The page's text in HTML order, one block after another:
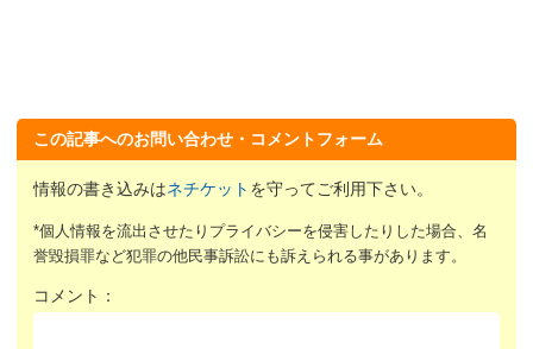
この記事へのお問い合わせ・コメントフォーム
情報の書き込みはネチケット を守ってご利用下さい。
*個人情報を流出させたりプライバシーを侵害したりした場合、名
誉毀損罪など犯罪の他民事訴訟にも訴えられる事があります。
コメント：